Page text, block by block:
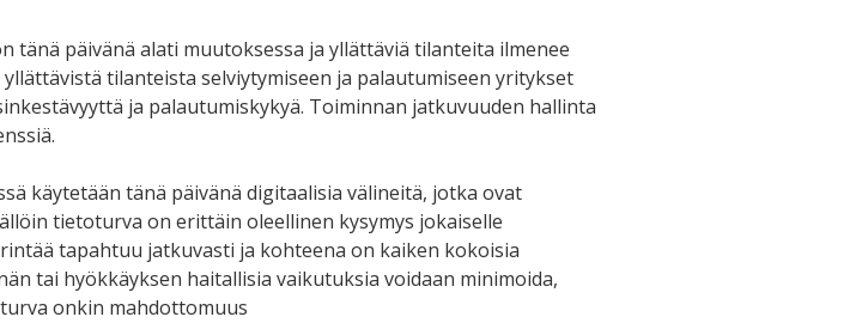
tänä päivänä alati muutoksessa ja yllättäviä tilanteita ilmenee
tilanteista selviytymiseen ja palautumiseen yritykset
ja palautumiskykyä. Toiminnan jatkuvuuden hallinta
käytetään tänä päivänä digitaalisia välineitä, jotka ovat
tietoturva on erittäin oleellinen kysymys jokaiselle
tapahtuu jatkuvasti ja kohteena on kaiken kokoisia
tai hyökkäyksen haitallisia vaikutuksia voidaan minimoida,
onkin mahdottomuus